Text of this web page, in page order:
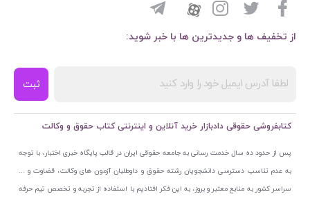
از تخفیف ها و جدیدترین ها با خبر شوید:
ثبت
کتابفروشی حقوقی دادبازار خرید آنلاین و اینترنتی کتاب حقوق و وکالت
پس از حدود ده سال خدمت رسانی به جامعه حقوقی ایران در قالب پایگاه خبری اختبار، با توجه
به عدم تناسب دسترسی دانشجویان رشته حقوق و داوطلبان آزمون های وکالت، قضاوت و ...
سراسر کشور به منابع معتبر و بروز، به این فکر افتادیم با استفاده از تجربه و تخصص تیم حرفه